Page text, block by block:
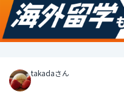
takadaさん